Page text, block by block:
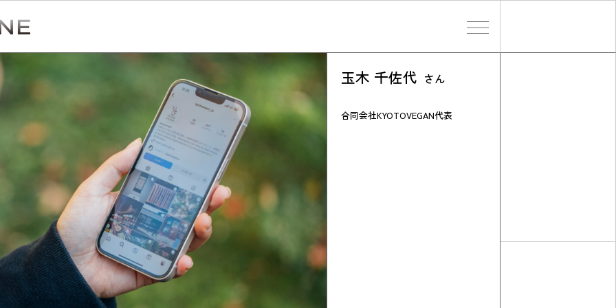
検索する
Simulation
CO₂削減効果を測る
Action list
アクションリスト
玉木 千佐代 さん
合同会社KYOTOVEGAN代表